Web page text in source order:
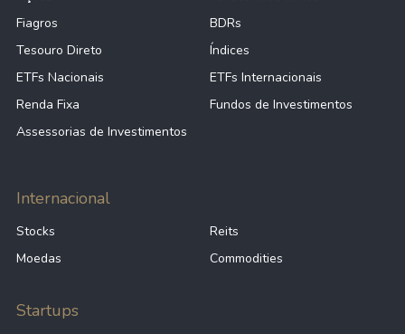
Fiagros
BDRs
Tesouro Direto
Índices
ETFs Nacionais
ETFs Internacionais
Renda Fixa
Fundos de Investimentos
Assessorias de Investimentos
Internacional
Stocks
Reits
Moedas
Commodities
Startups